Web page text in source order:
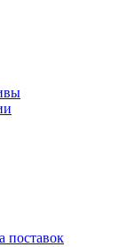
поставок